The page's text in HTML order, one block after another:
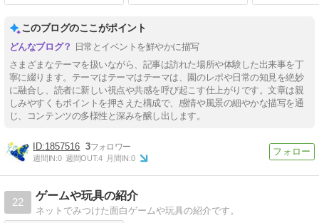
このブログのここがポイント
日常とイベントを鮮やかに描写
さまざまなテーマを扱いながら、記事は訪れた場所や体験した出来事を丁
寧に綴ります。テーマはテーマはテーマは、園のレポや日常の知見を絶妙
に融合し、読者に新しい視点や共感を呼び起こす仕上がりです。文章は親
しみやすくもポイントを押さえた構成で、感情や風景の細やかな描写を通
じ、コンテンツの多様性と深みを醸し出します。
1857516 3
週間IN:0 週間OUT:4 月間IN:0
22
ゲームや玩具の紹介
ネットでみつけた面白ゲームや玩具の紹介です。